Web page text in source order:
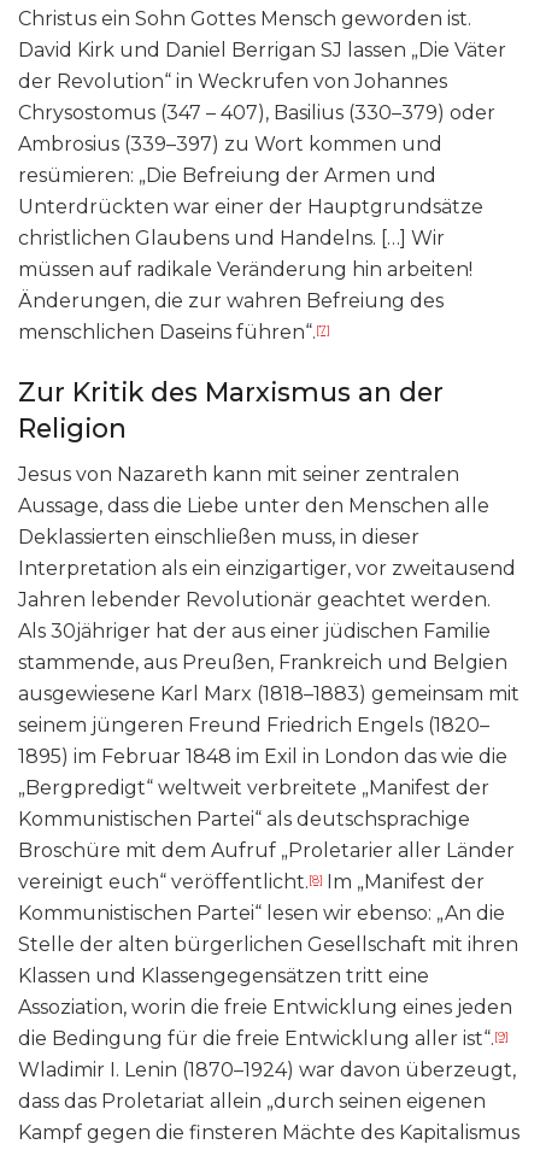
Christus ein Sohn Gottes Mensch geworden ist.
David Kirk und Daniel Berrigan SJ lassen „Die Väter
der Revolution“ in Weckrufen von Johannes
Chrysostomus (347 – 407), Basilius (330–379) oder
Ambrosius (339–397) zu Wort kommen und
resümieren: „Die Befreiung der Armen und
Unterdrückten war einer der Hauptgrundsätze
christlichen Glaubens und Handelns. […] Wir
müssen auf radikale Veränderung hin arbeiten!
Änderungen, die zur wahren Befreiung des
menschlichen Daseins führen“.[7]
Zur Kritik des Marxismus an der
Religion
Jesus von Nazareth kann mit seiner zentralen
Aussage, dass die Liebe unter den Menschen alle
Deklassierten einschließen muss, in dieser
Interpretation als ein einzigartiger, vor zweitausend
Jahren lebender Revolutionär geachtet werden.
Als 30jähriger hat der aus einer jüdischen Familie
stammende, aus Preußen, Frankreich und Belgien
ausgewiesene Karl Marx (1818–1883) gemeinsam mit
seinem jüngeren Freund Friedrich Engels (1820–
1895) im Februar 1848 im Exil in London das wie die
„Bergpredigt“ weltweit verbreitete „Manifest der
Kommunistischen Partei“ als deutschsprachige
Broschüre mit dem Aufruf „Proletarier aller Länder
vereinigt euch“ veröffentlicht.[8] Im „Manifest der
Kommunistischen Partei“ lesen wir ebenso: „An die
Stelle der alten bürgerlichen Gesellschaft mit ihren
Klassen und Klassengegensätzen tritt eine
Assoziation, worin die freie Entwicklung eines jeden
die Bedingung für die freie Entwicklung aller ist“.[9]
Wladimir I. Lenin (1870–1924) war davon überzeugt,
dass das Proletariat allein „durch seinen eigenen
Kampf gegen die finsteren Mächte des Kapitalismus